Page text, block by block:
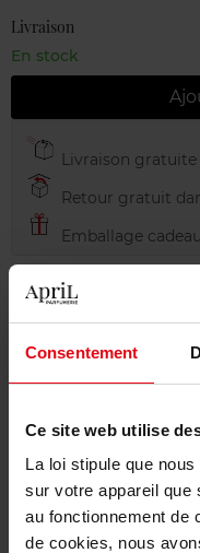
Consentement
Ce site web utilise
La loi stipule que
sur votre appareil que
au fonctionnement de
de cookies, nous
Livraison
En stock
Livraison
Retour gratuit
Emballage
Description
Conseil
Caractéristiques